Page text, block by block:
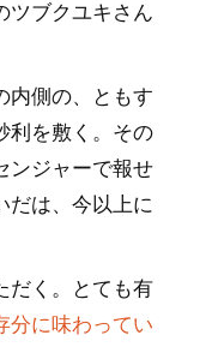
ツブクユキさん
内側の、ともす
利を敷く。その
ンジャーで報せ
だは、今以上に
だく。とても有
分に味わってい